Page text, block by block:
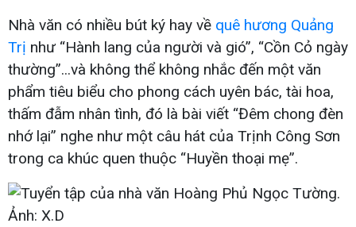
Nhà văn có nhiều bút ký hay về quê hương Quảng
Trị như “Hành lang của người và gió”, “Cồn Cỏ ngày
thường”...và không thể không nhắc đến một văn
phẩm tiêu biểu cho phong cách uyên bác, tài hoa,
thấm đẫm nhân tình, đó là bài viết “Đêm chong đèn
nhớ lại” nghe như một câu hát của Trịnh Công Sơn
trong ca khúc quen thuộc “Huyền thoại mẹ”.